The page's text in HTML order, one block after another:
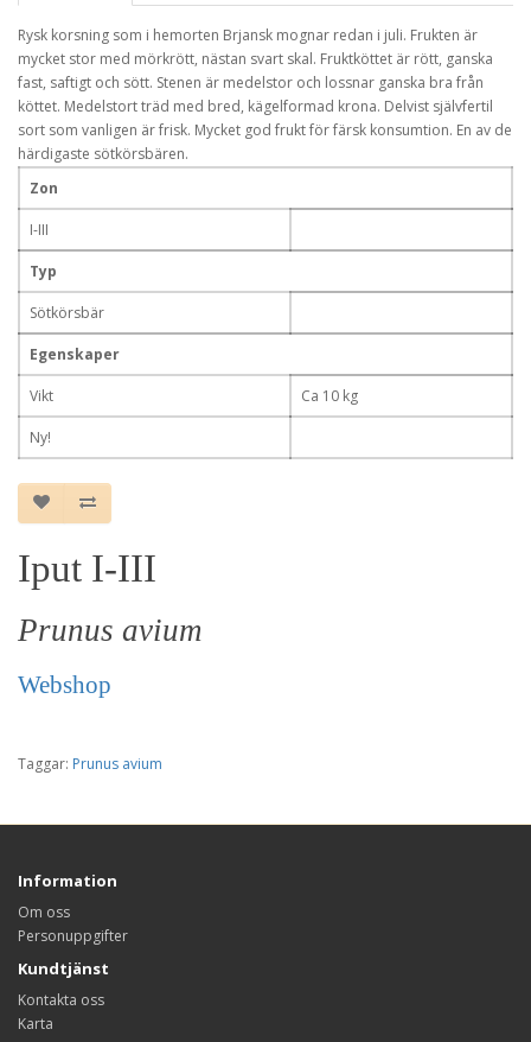
Rysk korsning som i hemorten Brjansk mognar redan i juli. Frukten är
mycket stor med mörkrött, nästan svart skal. Fruktköttet är rött, ganska
fast, saftigt och sött. Stenen är medelstor och lossnar ganska bra från
köttet. Medelstort träd med bred, kägelformad krona. Delvist självfertil
sort som vanligen är frisk. Mycket god frukt för färsk konsumtion. En av de
härdigaste sötkörsbären.
Zon
I-III
Typ
Sötkörsbär
Egenskaper
Vikt Ca 10 kg
Ny!
Iput I-III
Prunus avium
Webshop
Taggar: Prunus avium
Information
Om oss
Personuppgifter
Kundtjänst
Kontakta oss
Karta